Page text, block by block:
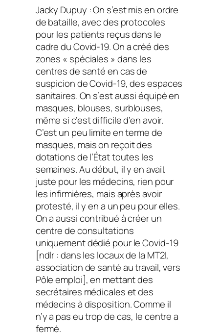
Jacky Dupuy : On s’est mis en ordre
de bataille, avec des protocoles
pour les patients reçus dans le
cadre du Covid-19. On a créé des
zones « spéciales » dans les
centres de santé en cas de
suspicion de Covid-19, des espaces
sanitaires. On s’est aussi équipé en
masques, blouses, surblouses,
même si c’est difficile d’en avoir.
C’est un peu limite en terme de
masques, mais on reçoit des
dotations de l’État toutes les
semaines. Au début, il y en avait
juste pour les médecins, rien pour
les infirmières, mais après avoir
protesté, il y en a un peu pour elles.
On a aussi contribué à créer un
centre de consultations
uniquement dédié pour le Covid-19
[ndlr : dans les locaux de la MT2I,
association de santé au travail, vers
Pôle emploi], en mettant des
secrétaires médicales et des
médecins à disposition. Comme il
n’y a pas eu trop de cas, le centre a
fermé.